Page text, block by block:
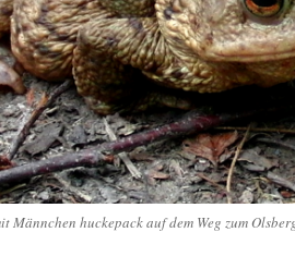
Männchen huckepack auf dem Weg zum